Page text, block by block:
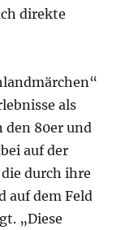
direkte
als
den 80er und
auf der
durch ihre
auf dem Feld
„Diese